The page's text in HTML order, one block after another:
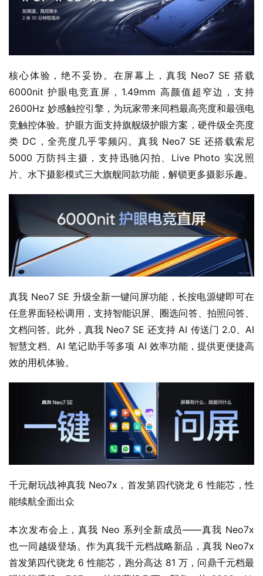
核心体验，绝不妥协。在屏幕上，真我 Neo7 SE 搭载
6000nit 护眼电竞直屏，1.49mm 高颜值超窄边，支持
2600Hz 妙感触控引擎，为玩家带来同档最高亮度和最强电
竞触控体验。护眼方面支持旗舰级护眼方案，硬件级全亮度
类 DC，全亮度几乎零频闪。真我 Neo7 SE 还搭载索尼
5000 万防抖主摄，支持迅驰闪拍、Live Photo 实况照
片、水下摄影模式三大旗舰同款功能，解锁更多摄影乐趣。
真我 Neo7 SE 升级全新一键问屏功能，长按电源键即可在
任意界面轻松调用，支持智能识屏、圈选问答、拍照问答、
文档问答。此外，真我 Neo7 SE 还支持 AI 传送门 2.0、AI
智慧文档、AI 笔记助手等多项 AI 效率功能，提供更便捷高
效的用机体验。
千元耐玩战神真我 Neo7x，首发第四代骁龙 6 性能芯，性
能续航全面出众
本次发布会上，真我 Neo 系列全新成员——真我 Neo7x
也一同越级登场。作为真我千元档战略新品，真我 Neo7x
首发第四代骁龙 6 性能芯，跑分高达 81 万，问鼎千元档最